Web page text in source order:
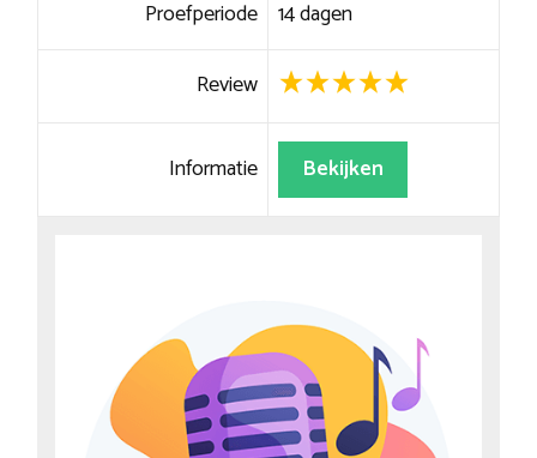
Proefperiode 14 dagen
Review
Informatie Bekijken